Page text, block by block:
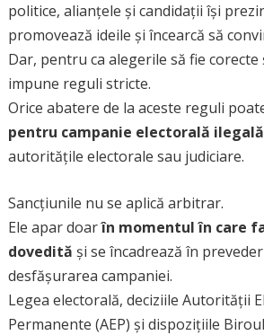
politice, alianțele și candidații își
promovează ideile și încearcă să
Dar, pentru ca alegerile să fie corecte
impune reguli stricte.
Orice abatere de la aceste reguli
pentru campanie electorală ilegală
autoritățile electorale sau judiciare.
Sancțiunile nu se aplică arbitrar.
Ele apar doarîn momentul în care
dovedită și se încadrează în
desfășurarea campaniei.
Legea electorală, deciziile Autorității
Permanente (AEP) și dispozițiile